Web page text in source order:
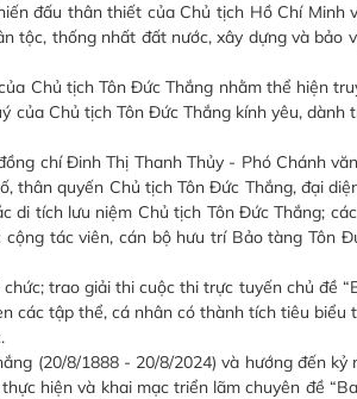
đấu thân thiết của Chủ tịch Hồ Chí Minh
tộc, thống nhất đất nước, xây dựng và bảo
Chủ tịch Tôn Đức Thắng nhằm thể hiện
của Chủ tịch Tôn Đức Thắng kính yêu, dành
chí Đinh Thị Thanh Thủy - Phó Chánh
thân quyến Chủ tịch Tôn Đức Thắng, đại
di tích lưu niệm Chủ tịch Tôn Đức Thắng;
tác viên, cán bộ hưu trí Bảo tàng Tôn
trao giải thi cuộc thi trực tuyến chủ đề
các tập thể, cá nhân có thành tích tiêu biểu
(20/8/1888 - 20/8/2024) và hướng đến kỷ
hiện và khai mạc triển lãm chuyên đề